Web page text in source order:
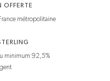
OFFERTE
métropolitaine
minimum 92,5%